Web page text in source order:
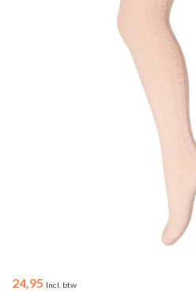
24,95 Incl. btw